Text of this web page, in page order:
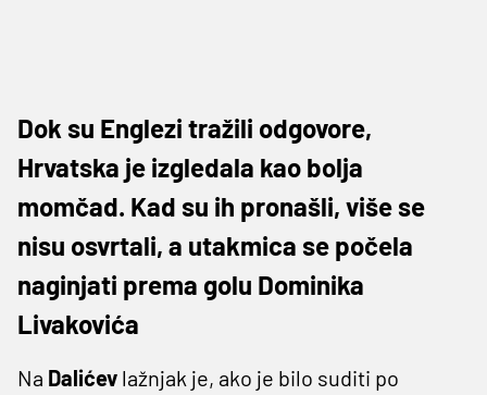
Dok su Englezi tražili odgovore,
Hrvatska je izgledala kao bolja
momčad. Kad su ih pronašli, više se
nisu osvrtali, a utakmica se počela
naginjati prema golu Dominika
Livakovića
Na Dalićev lažnjak je, ako je bilo suditi po